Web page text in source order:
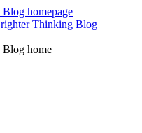
Thinking Blog